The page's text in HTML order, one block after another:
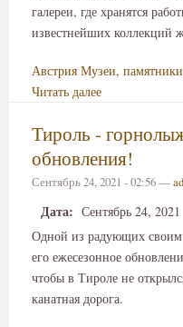
галереи, где хранятся
известнейших коллекций
Австрия Музеи,
Читать далее
Тироль -
обновления!
Сентябрь 24, 2021 - 02:56 —
Дата: Сентябрь 24, 2021
Одной из радующих своим
его ежесезонное
чтобы в Тироле не
канатная дорога.